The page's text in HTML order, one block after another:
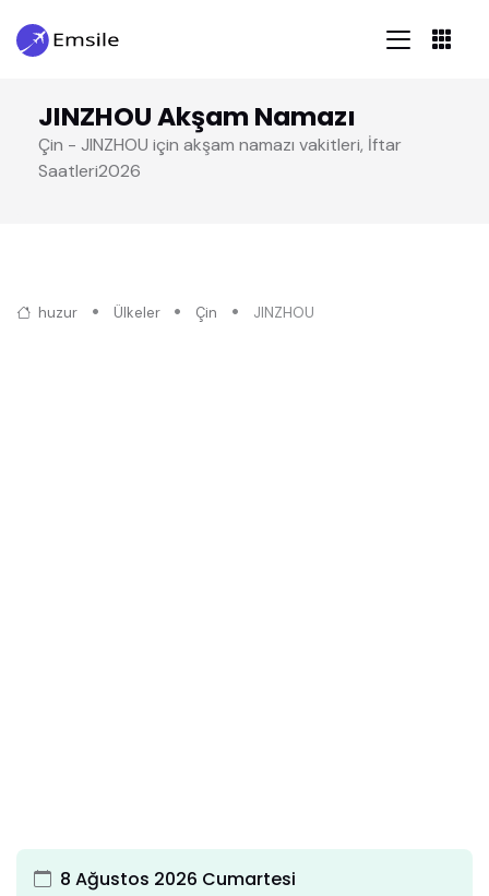
JINZHOU Akşam Namazı
Çin - JINZHOU için akşam namazı vakitleri, İftar
Saatleri2026
huzur Ülkeler Çin JINZHOU
8 Ağustos 2026 Cumartesi